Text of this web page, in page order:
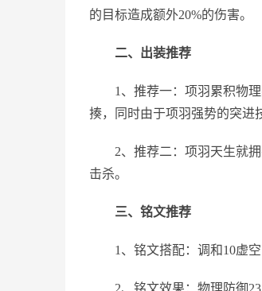
的目标造成额外20%的伤害。
二、出装推荐
1、推荐一：项羽累积物理
揍，同时由于项羽强势的突进
2、推荐二：项羽天生就拥
击杀。
三、铭文推荐
1、铭文搭配：调和10虚空
2、铭文效果：物理防御23